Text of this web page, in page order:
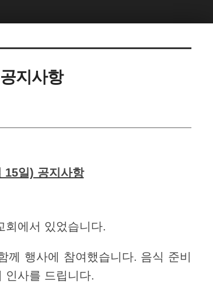
지사항
15일) 공지사항
회에서 있었습니다.
께 행사에 참여했습니다. 음식 준비
인사를 드립니다.